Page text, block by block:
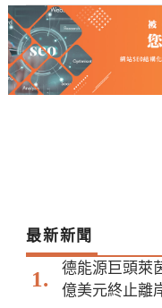
最新新聞
德能源巨頭萊
億美元終止離